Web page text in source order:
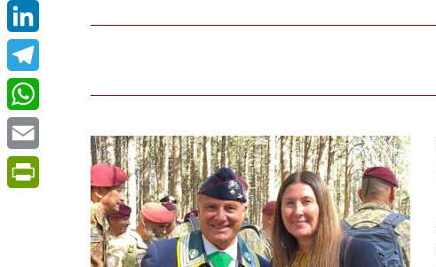
Twitter
LinkedIn
Telegram
WhatsApp
Email